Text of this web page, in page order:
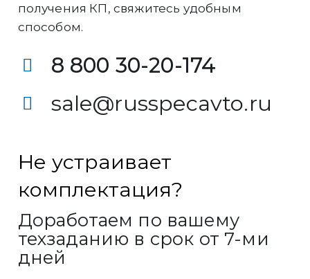
получения КП, свяжитесь удобным
способом.
8 800 30-20-174
sale@russpecavto.ru
Не устраивает
комплектация?
Доработаем по вашему
техзаданию в срок от 7-ми
дней